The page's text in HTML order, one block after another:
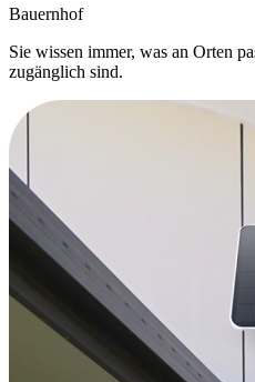
Bauernhof
Sie wissen immer, was an Orten
zugänglich sind.